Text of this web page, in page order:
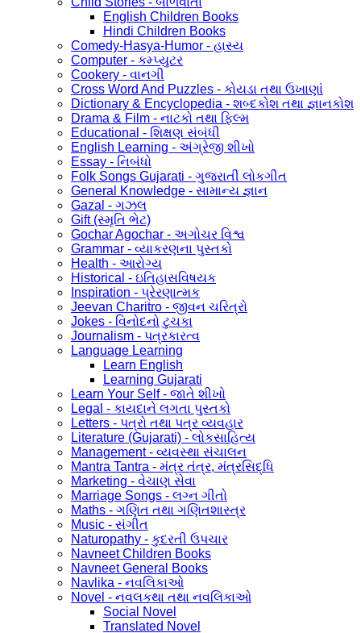
English Children Books
Hindi Children Books
Comedy-Hasya-Humor - હાસ્ય
Computer - કમ્પ્યુટર
Cookery - વાનગી
Cross Word And Puzzles - કોયડા તથા ઉખાણાં
Dictionary & Encyclopedia - શબ્દકોશ તથા જ્ઞાનકોશ
Drama & Film - નાટકો તથા ફિલ્મ
Educational - શિક્ષણ સંબંધી
English Learning - અંગ્રેજી શીખો
Essay - નિબંધો
Folk Songs Gujarati - ગુજરાતી લોકગીત
General Knowledge - સામાન્ય જ્ઞાન
Gazal - ગઝલ
Gift (સ્મૃતિ ભેટ)
Gochar Agochar - અગોચર વિશ્વ
Grammar - વ્યાકરણના પુસ્તકો
Health - આરોગ્ય
Historical - ઇતિહાસવિષયક
Inspiration - પ્રેરણાત્મક
Jeevan Charitro - જીવન ચરિત્રો
Jokes - વિનોદનો ટુચકા
Journalism - પત્રકારત્વ
Language Learning
Learn English
Learning Gujarati
Learn Your Self - જાતે શીખો
Legal - કાયદાને લગતા પુસ્તકો
Letters - પત્રો તથા પત્ર વ્યવહાર
Literature (Gujarati) - લોકસાહિત્ય
Management - વ્યવસ્થા સંચાલન
Mantra Tantra - મંત્ર તંત્ર, મંત્રસિદ્ધિ
Marketing - વેચાણ સેવા
Marriage Songs - લગ્ન ગીતો
Maths - ગણિત તથા ગણિતશાસ્ત્ર
Music - સંગીત
Naturopathy - કુદરતી ઉપચાર
Navneet Children Books
Navneet General Books
Navlika - નવલિકાઓ
Novel - નવલકથા તથા નવલિકાઓ
Social Novel
Translated Novel